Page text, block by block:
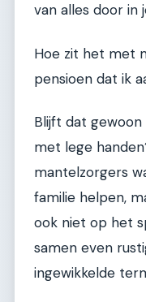
van alles door in
Hoe zit het met
pensioen dat ik
Blijft dat
met lege
mantelzorgers
familie helpen,
ook niet op het
samen even
ingewikkelde